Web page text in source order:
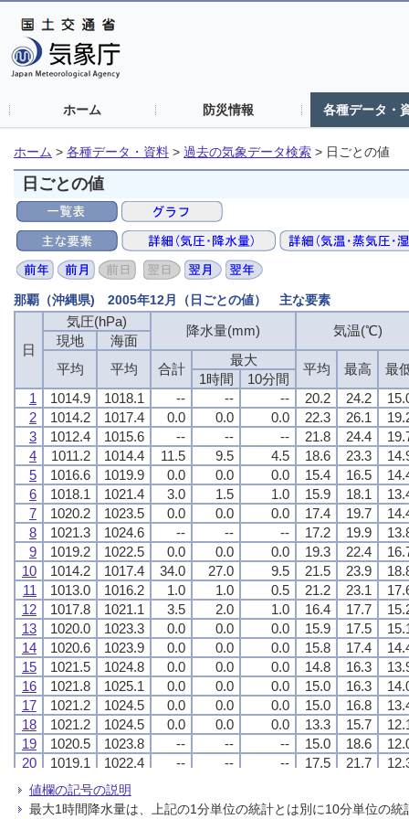
ホーム 防災情報 各種データ・
ホーム > 各種データ・資料 > 過去の気象データ検索 > 日ごとの値
日ごとの値
那覇（沖縄県) 2005年12月（日ごとの値） 主な要素
日
気圧(hPa)
降水量(mm) 気温(℃)
現地
海面
平均
平均 合計
最大
平均 最高 最
1時間
10分間
1
1014.9 1018.1 -- -- -- 20.2 24.2
2
1014.2 1017.4 0.0 0.0 0.0 22.3 26.1
3
1012.4 1015.6 -- -- -- 21.8 24.4
4
1011.2 1014.4 11.5 9.5 4.5 18.6 23.3
5
1016.6 1019.9 0.0 0.0 0.0 15.4 16.5
6
1018.1 1021.4 3.0 1.5 1.0 15.9 18.1
7
1020.2 1023.5 0.0 0.0 0.0 17.4 19.7
8
1021.3 1024.6 -- -- -- 17.2 19.9
9
1019.2 1022.5 0.0 0.0 0.0 19.3 22.4
10
1014.2 1017.4 34.0 27.0 9.5 21.5 23.9
11
1013.0 1016.2 1.0 1.0 0.5 21.2 23.1
12
1017.8 1021.1 3.5 2.0 1.0 16.4 17.7
13
1020.0 1023.3 0.0 0.0 0.0 15.9 17.5
14
1020.6 1023.9 0.0 0.0 0.0 15.8 17.4
15
1021.5 1024.8 0.0 0.0 0.0 14.8 16.3
16
1021.8 1025.1 0.0 0.0 0.0 15.0 16.3
17
1021.2 1024.5 0.0 0.0 0.0 15.0 16.8
18
1021.2 1024.5 0.0 0.0 0.0 13.3 15.7
19
1020.5 1023.8 -- -- -- 15.0 18.6
20
1019.1 1022.4 -- -- -- 17.5 21.7
21
1016.5 1019.8
22
1017.5 1020.8 0.0 0.0 0.0 11.4 12.6
日
気圧(hPa)
降水量(mm) 気温(℃)
現地
海面
平均
平均 合計
最大
平均 最高 最
1時間
10分間
1
1014.9 1018.1 -- -- -- 20.2 24.2
2
1014.2 1017.4 0.0 0.0 0.0 22.3 26.1
3
1012.4 1015.6 -- -- -- 21.8 24.4
4
1011.2 1014.4 11.5 9.5 4.5 18.6 23.3
5
1016.6 1019.9 0.0 0.0 0.0 15.4 16.5
6
1018.1 1021.4 3.0 1.5 1.0 15.9 18.1
7
1020.2 1023.5 0.0 0.0 0.0 17.4 19.7
8
1021.3 1024.6 -- -- -- 17.2 19.9
9
1019.2 1022.5 0.0 0.0 0.0 19.3 22.4
10
1014.2 1017.4 34.0 27.0 9.5 21.5 23.9
11
1013.0 1016.2 1.0 1.0 0.5 21.2 23.1
12
1017.8 1021.1 3.5 2.0 1.0 16.4 17.7
13
1020.0 1023.3 0.0 0.0 0.0 15.9 17.5
14
1020.6 1023.9 0.0 0.0 0.0 15.8 17.4
15
1021.5 1024.8 0.0 0.0 0.0 14.8 16.3
16
1021.8 1025.1 0.0 0.0 0.0 15.0 16.3
17
1021.2 1024.5 0.0 0.0 0.0 15.0 16.8
18
1021.2 1024.5 0.0 0.0 0.0 13.3 15.7
19
1020.5 1023.8 -- -- -- 15.0 18.6
20
1019.1 1022.4 -- -- -- 17.5 21.7
21
1016.5 1019.8
22
1017.5 1020.8 0.0 0.0 0.0 11.4 12.6
日
気圧(hPa)
降水量(mm) 気温(℃)
現地
海面
平均
平均 合計
最大
平均 最高 最
1時間
10分間
1
1014.9 1018.1 -- -- -- 20.2 24.2
2
1014.2 1017.4 0.0 0.0 0.0 22.3 26.1
3
1012.4 1015.6 -- -- -- 21.8 24.4
4
1011.2 1014.4 11.5 9.5 4.5 18.6 23.3
5
1016.6 1019.9 0.0 0.0 0.0 15.4 16.5
6
1018.1 1021.4 3.0 1.5 1.0 15.9 18.1
7
1020.2 1023.5 0.0 0.0 0.0 17.4 19.7
8
1021.3 1024.6 -- -- -- 17.2 19.9
9
1019.2 1022.5 0.0 0.0 0.0 19.3 22.4
10
1014.2 1017.4 34.0 27.0 9.5 21.5 23.9
11
1013.0 1016.2 1.0 1.0 0.5 21.2 23.1
12
1017.8 1021.1 3.5 2.0 1.0 16.4 17.7
13
1020.0 1023.3 0.0 0.0 0.0 15.9 17.5
14
1020.6 1023.9 0.0 0.0 0.0 15.8 17.4
15
1021.5 1024.8 0.0 0.0 0.0 14.8 16.3
16
1021.8 1025.1 0.0 0.0 0.0 15.0 16.3
17
1021.2 1024.5 0.0 0.0 0.0 15.0 16.8
18
1021.2 1024.5 0.0 0.0 0.0 13.3 15.7
19
1020.5 1023.8 -- -- -- 15.0 18.6
20
1019.1 1022.4 -- -- -- 17.5 21.7
21
1016.5 1019.8
22
1017.5 1020.8 0.0 0.0 0.0 11.4 12.6
日
気圧(hPa)
降水量(mm) 気温(℃)
現地
海面
平均
平均 合計
最大
平均 最高 最
1時間
10分間
1
1014.9 1018.1 -- -- -- 20.2 24.2
2
1014.2 1017.4 0.0 0.0 0.0 22.3 26.1
3
1012.4 1015.6 -- -- -- 21.8 24.4
4
1011.2 1014.4 11.5 9.5 4.5 18.6 23.3
5
1016.6 1019.9 0.0 0.0 0.0 15.4 16.5
6
1018.1 1021.4 3.0 1.5 1.0 15.9 18.1
7
1020.2 1023.5 0.0 0.0 0.0 17.4 19.7
8
1021.3 1024.6 -- -- -- 17.2 19.9
9
1019.2 1022.5 0.0 0.0 0.0 19.3 22.4
10
1014.2 1017.4 34.0 27.0 9.5 21.5 23.9
11
1013.0 1016.2 1.0 1.0 0.5 21.2 23.1
12
1017.8 1021.1 3.5 2.0 1.0 16.4 17.7
13
1020.0 1023.3 0.0 0.0 0.0 15.9 17.5
14
1020.6 1023.9 0.0 0.0 0.0 15.8 17.4
15
1021.5 1024.8 0.0 0.0 0.0 14.8 16.3
16
1021.8 1025.1 0.0 0.0 0.0 15.0 16.3
17
1021.2 1024.5 0.0 0.0 0.0 15.0 16.8
18
1021.2 1024.5 0.0 0.0 0.0 13.3 15.7
19
1020.5 1023.8 -- -- -- 15.0 18.6
20
1019.1 1022.4 -- -- -- 17.5 21.7
21
1016.5 1019.8
22
1017.5 1020.8 0.0 0.0 0.0 11.4 12.6
値欄の記号の説明
最大1時間降水量は、上記の1分単位の統計とは別に10分単位の